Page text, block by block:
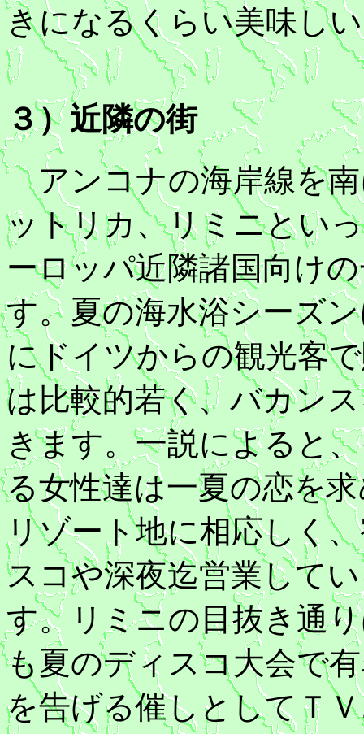
きになるくらい美味し
３）近隣の街
アンコナの海岸線を南
ットリカ、リミニとい
ーロッパ近隣諸国向け
す。夏の海水浴シーズ
にドイツからの観光客
は比較的若く、バカン
きます。一説によると
る女性達は一夏の恋を
リゾート地に相応しく
スコや深夜迄営業して
す。リミニの目抜き通
も夏のディスコ大会で
を告げる催しとしてＴ